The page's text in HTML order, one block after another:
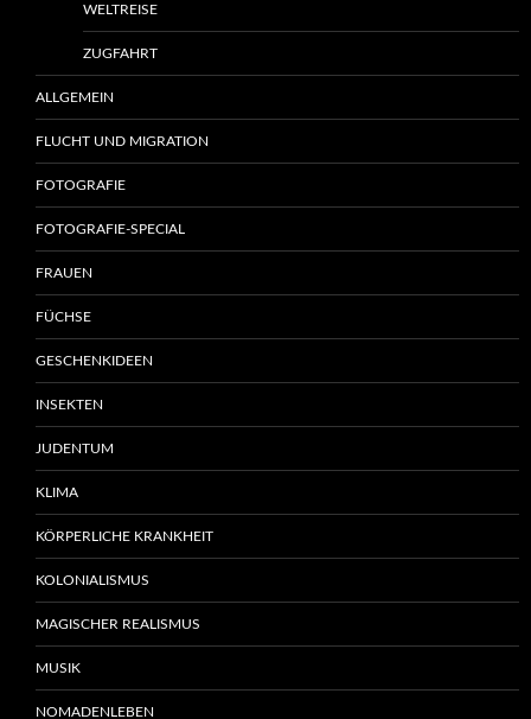
WELTREISE
ZUGFAHRT
ALLGEMEIN
FLUCHT UND MIGRATION
FOTOGRAFIE
FOTOGRAFIE-SPECIAL
FRAUEN
FÜCHSE
GESCHENKIDEEN
INSEKTEN
JUDENTUM
KLIMA
KÖRPERLICHE KRANKHEIT
KOLONIALISMUS
MAGISCHER REALISMUS
MUSIK
NOMADENLEBEN